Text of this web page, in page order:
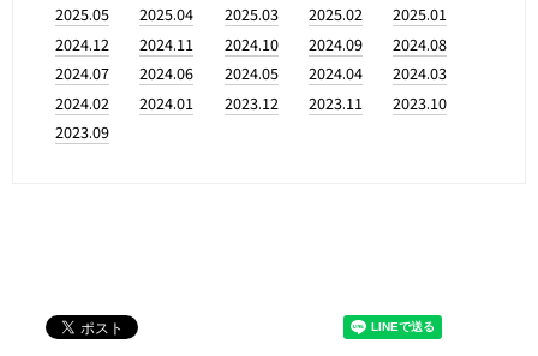
2025.05
2025.04 2025.03 2025.02
2025.01
2024.12
2024.11 2024.10 2024.09
2024.08
2024.07
2024.06 2024.05 2024.04
2024.03
2024.02
2024.01 2023.12 2023.11
2023.10
2023.09